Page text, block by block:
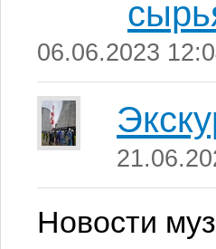
06.06.2023
Новости